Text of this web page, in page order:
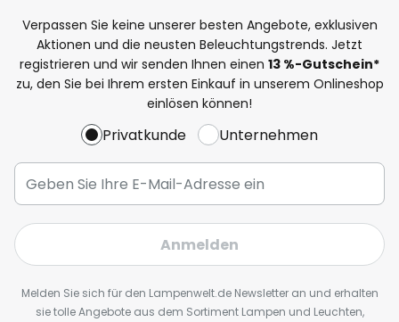
Verpassen Sie keine unserer besten Angebote, exklusiven
Aktionen und die neusten Beleuchtungstrends. Jetzt
registrieren und wir senden Ihnen einen 13 %-Gutschein*
zu, den Sie bei Ihrem ersten Einkauf in unserem Onlineshop
einlösen können!
Privatkunde Unternehmen
Anmelden
Melden Sie sich für den Lampenwelt.de Newsletter an und erhalten
sie tolle Angebote aus dem Sortiment Lampen und Leuchten,